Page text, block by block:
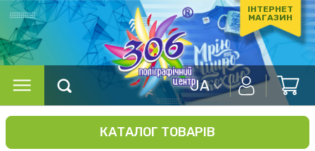
ІНТЕРНЕТ
МАГАЗИН
UA
КАТАЛОГ ТОВАРІВ